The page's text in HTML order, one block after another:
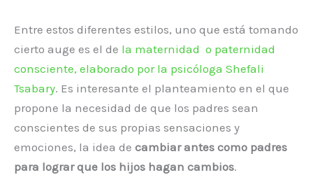
Entre estos diferentes estilos, uno que está tomando
cierto auge es el de la maternidad o paternidad
consciente, elaborado por la psicóloga Shefali
Tsabary. Es interesante el planteamiento en el que
propone la necesidad de que los padres sean
conscientes de sus propias sensaciones y
emociones, la idea de cambiar antes como padres
para lograr que los hijos hagan cambios.